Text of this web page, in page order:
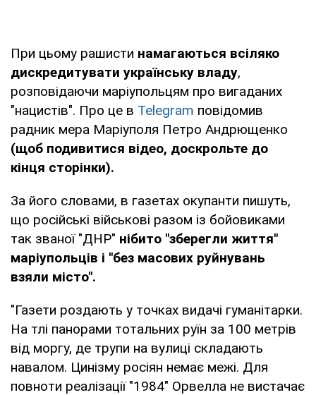
При цьому рашисти намагаються всіляко
дискредитувати українську владу,
розповідаючи маріупольцям про вигаданих
"нацистів". Про це в Telegram повідомив
радник мера Маріуполя Петро Андрющенко
(щоб подивитися відео, доскрольте до
кінця сторінки).
За його словами, в газетах окупанти пишуть,
що російські військові разом із бойовиками
так званої "ДНР" нібито "зберегли життя"
маріупольців і "без масових руйнувань
взяли місто".
"Газети роздають у точках видачі гуманітарки.
На тлі панорами тотальних руїн за 100 метрів
від моргу, де трупи на вулиці складають
навалом. Цинізму росіян немає межі. Для
повноти реалізації "1984" Орвелла не вистачає